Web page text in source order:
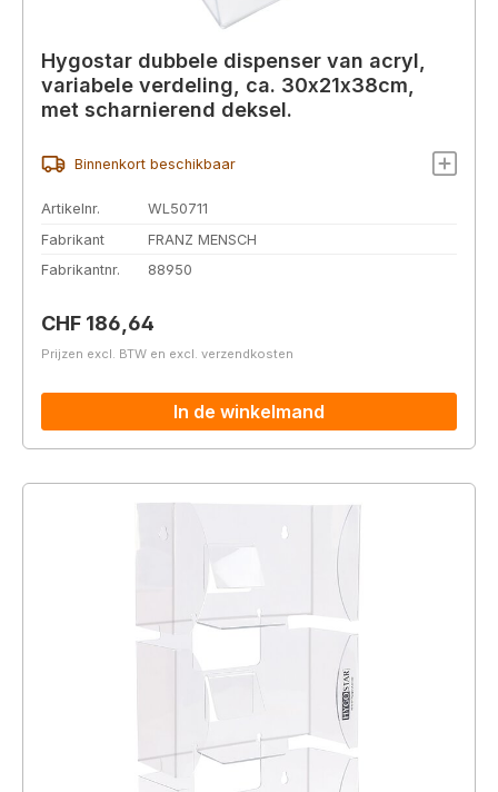
Hygostar dubbele dispenser van acryl,
variabele verdeling, ca. 30x21x38cm,
met scharnierend deksel.
Binnenkort beschikbaar
Artikelnr.
WL50711
Fabrikant
FRANZ MENSCH
Fabrikantnr.
88950
Normale prijs:
CHF 186,64
Prijzen excl. BTW en excl. verzendkosten
In de winkelmand